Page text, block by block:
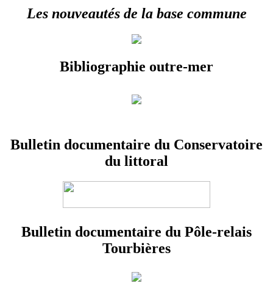
Les nouveautés de la base commune
Bibliographie outre-mer
Bulletin documentaire du Conservatoire
du littoral
Bulletin documentaire du Pôle-relais
Tourbières